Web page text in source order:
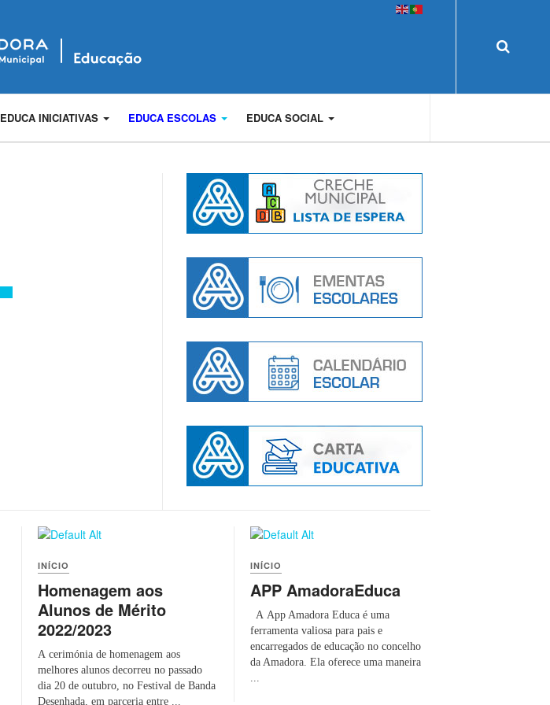
EDUCA INICIATIVAS EDUCA ESCOLAS EDUCA SOCIAL
INÍCIO
Homenagem aos
Alunos de Mérito
2022/2023
A cerimónia de homenagem aos
melhores alunos decorreu no passado
dia 20 de outubro, no Festival de Banda
Desenhada, em parceria entre ...
INÍCIO
APP AmadoraEduca
A App Amadora Educa é uma
ferramenta valiosa para pais e
encarregados de educação no concelho
da Amadora. Ela oferece uma maneira
...